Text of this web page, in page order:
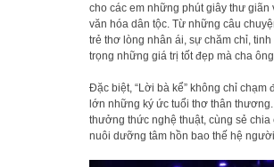
cho các em những phút giây thư
văn hóa dân tộc. Từ những câu
trẻ thơ lòng nhân ái, sự chăm chỉ,
trọng những giá trị tốt đẹp mà cha
Đặc biệt, “Lời bà kể” không chỉ
lớn những ký ức tuổi thơ thân
thưởng thức nghệ thuật, cùng sẻ
nuôi dưỡng tâm hồn bao thế hệ